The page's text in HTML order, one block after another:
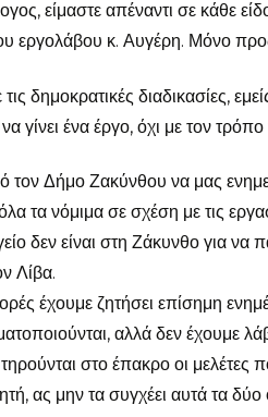
είμαστε απέναντι σε κάθε
εργολάβου κ. Αυγέρη. Μόνο
δημοκρατικές διαδικασίες,
γίνει ένα έργο, όχι με τον
τον Δήμο Ζακύνθου να μας
τα νόμιμα σε σχέση με τις
δεν είναι στη Ζάκυνθο για να
Λίβα.
έχουμε ζητήσει επίσημη
αλλά δεν έχουμε
στο έπακρο οι μελέτες
ας μην τα συγχέει αυτά τα